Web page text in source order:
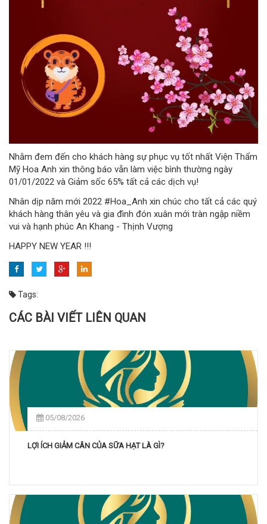
Nhằm đem đến cho khách hàng sự phục vụ tốt nhất Viện Thẩm
Mỹ Hoa Anh xin thông báo vẫn làm việc bình thường ngày
01/01/2022 và Giảm sốc 65% tất cả các dịch vụ!
Nhân dịp năm mới 2022 #Hoa_Anh xin chúc cho tất cả các quý
khách hàng thân yêu và gia đình đón xuân mới tràn ngập niềm
vui và hạnh phúc An Khang - Thịnh Vượng
HAPPY NEW YEAR !!!
Tags:
CÁC BÀI VIẾT LIÊN QUAN
05/08/2026
LỢI ÍCH GIẢM CÂN CỦA SỮA HẠT LÀ GÌ?